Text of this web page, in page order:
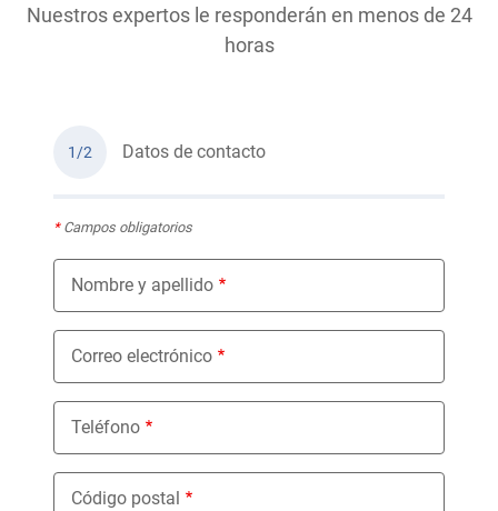
Nuestros expertos le responderán en menos de 24
horas
1/2 Datos de contacto
*Campos obligatorios
Nombre y apellido
Correo electrónico
Teléfono
Código postal